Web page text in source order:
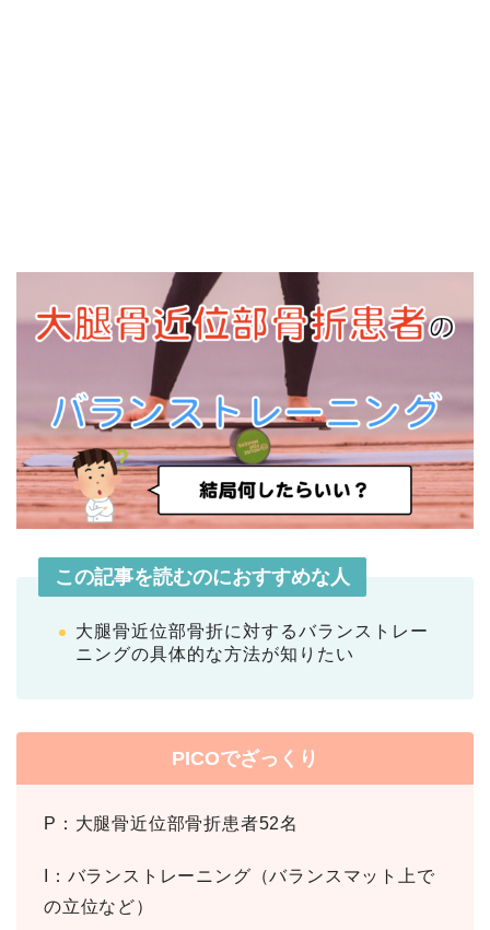
この記事を読むのにおすすめな人
大腿骨近位部骨折に対するバランストレー
ニングの具体的な方法が知りたい
PICOでざっくり
P：大腿骨近位部骨折患者52名
I：バランストレーニング（バランスマット上で
の立位など）